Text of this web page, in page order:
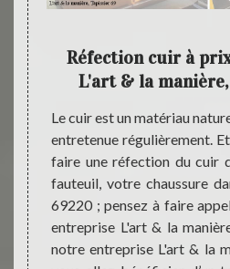
un
;
69
cuir
et
Réfection cuir à
L'art & la
Le cuir est un matériau
entretenue régulièrement.
faire une réfection du cuir
fauteuil, votre chaussure
69220 ; pensez à faire
entreprise L'art & la
notre entreprise L'art & la